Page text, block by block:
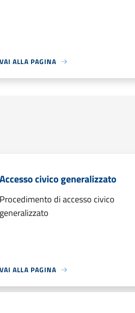
VAI ALLA PAGINA
Accesso civico generalizzato
Procedimento di accesso civico
generalizzato
VAI ALLA PAGINA